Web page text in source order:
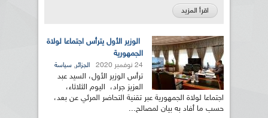
اقرأ المزيد
الوزير الأول يترأس اجتماعا لولاة
الجمهورية
24 نوفمبر 2020 الجزائر, سياسة
ترأس الوزير الأول، السيد عبد
العزيز جراد، اليوم الثلاثاء،
اجتماعا لولاة الجمهورية عبر تقنية التحاضر المرئي عن بعد،
حسب ما أفاد به بيان لمصالح...